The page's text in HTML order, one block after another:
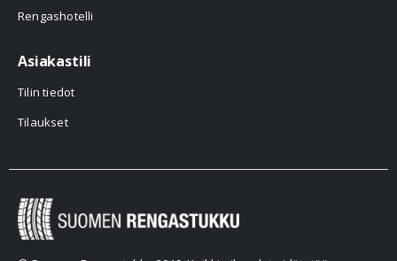
Rengashotelli
Asiakastili
Tilin tiedot
Tilaukset